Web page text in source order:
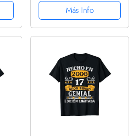
divertido retro Camiseta
Más Info